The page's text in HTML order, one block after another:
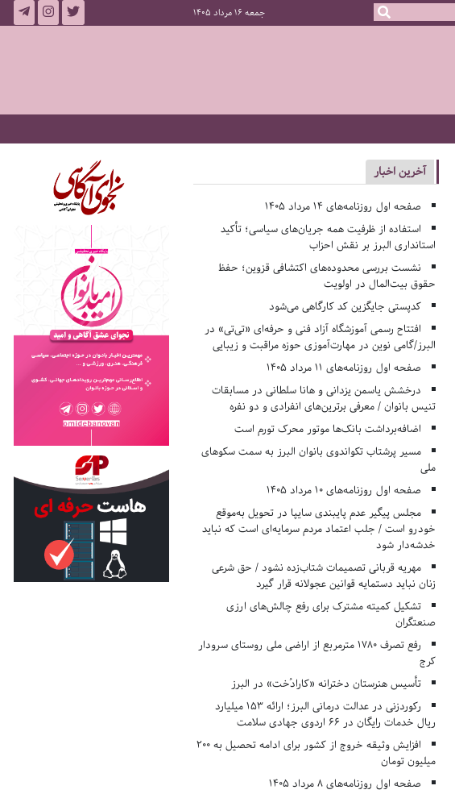
جمعه 16 مرداد 1405
آخرین اخبار
صفحه اول روزنامه‌های 14 مرداد 1405
استفاده از ظرفیت همه جریان‌های سیاسی؛ تأکید
استانداری البرز بر نقش احزاب
نشست بررسی محدوده‌های اکتشافی قزوین؛ حفظ
حقوق بیت‌المال در اولویت
کدپستی جایگزین کد کارگاهی می‌شود
افتتاح رسمی آموزشگاه آزاد فنی و حرفه‌ای «تی‌تی» در
البرز/گامی نوین در مهارت‌آموزی حوزه مراقبت و زیبایی
صفحه اول روزنامه‌های 11 مرداد 1405
درخشش یاسمن یزدانی و هانا سلطانی در مسابقات
تنیس بانوان / معرفی برترین‌های انفرادی و دو نفره
اضافه‌برداشت بانک‌ها موتور محرک تورم است
مسیر پرشتاب تکواندوی بانوان البرز به سمت سکوهای
ملی
صفحه اول روزنامه‌های 10 مرداد 1405
مجلس پیگیر عدم پایبندی سایپا در تحویل به‌موقع
خودرو است / جلب اعتماد مردم سرمایه‌ای است که نباید
خدشه‌دار شود
مهریه قربانی تصمیمات شتاب‌زده نشود / حق شرعی
زنان نباید دستمایه قوانین عجولانه قرار گیرد
تشکیل کمیته مشترک برای رفع چالش‌های ارزی
صنعتگران
رفع تصرف ۱۷۸۰ مترمربع از اراضی ملی روستای سرودار
کرج
تأسیس هنرستان دخترانه «کارادُخت» در البرز
رکوردزنی در عدالت درمانی البرز؛ ارائه ۱۵۳ میلیارد
ریال خدمات رایگان در ۶۶ اردوی جهادی سلامت
افزایش وثیقه خروج از کشور برای ادامه تحصیل به ۲۰۰
میلیون تومان
صفحه اول روزنامه‌های 8 مرداد 1405